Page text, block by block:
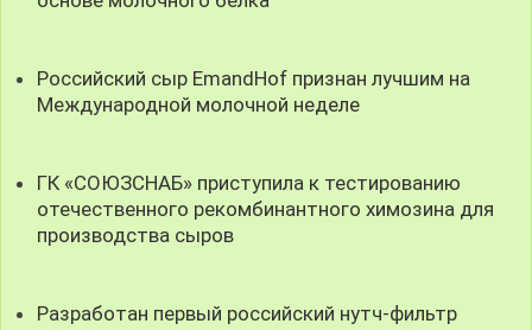
Российский сыр EmandHof признан лучшим на
Международной молочной неделе
ГК «СОЮЗСНАБ» приступила к тестированию
отечественного рекомбинантного химозина для
производства сыров
Разработан первый российский нутч-фильтр